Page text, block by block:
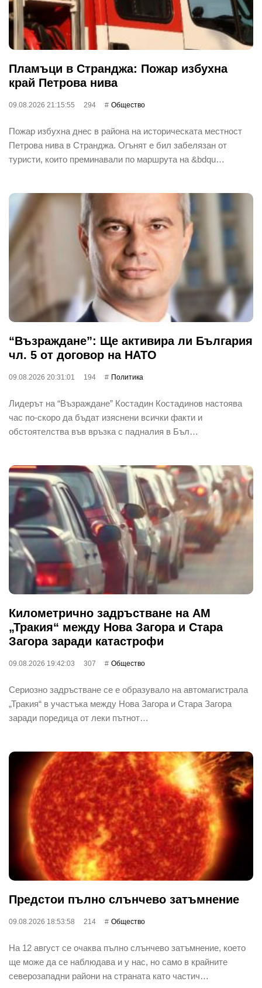
Пламъци в Странджа: Пожар избухна
край Петрова нива
09.08.2026 21:15:55 294 Общество
Пожар избухна днес в района на историческата местност
Петрова нива в Странджа. Огънят е бил забелязан от
туристи, които преминавали по маршрута на &bdqu…
“Възраждане”: Ще активира ли България
чл. 5 от договор на НАТО
09.08.2026 20:31:01 194 Политика
Лидерът на “Възраждане” Костадин Костадинов настоява
час по-скоро да бъдат изяснени всички факти и
обстоятелства във връзка с падналия в Бъл…
Километрично задръстване на АМ
„Тракия“ между Нова Загора и Стара
Загора заради катастрофи
09.08.2026 19:42:03 307 Общество
Сериозно задръстване се е образувало на автомагистрала
„Тракия“ в участъка между Нова Загора и Стара Загора
заради поредица от леки пътнот…
Предстои пълно слънчево затъмнение
09.08.2026 18:53:58 214 Общество
На 12 август се очаква пълно слънчево затъмнение, което
ще може да се наблюдава и у нас, но само в крайните
северозападни райони на страната като частич…